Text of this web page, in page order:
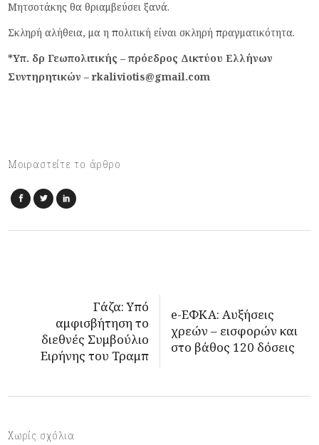
Μητσοτάκης θα θριαμβεύσει ξανά.
Σκληρή αλήθεια, μα η πολιτική είναι σκληρή πραγματικότητα.
*Υπ. δρ Γεωπολιτικής – πρόεδρος Δικτύου Ελλήνων
Συντηρητικών – rkaliviotis@gmail.com
Μοιραστείτε το άρθρο
Γάζα: Υπό
αμφισβήτηση το
διεθνές Συμβούλιο
Ειρήνης του Τραμπ
e-ΕΦΚΑ: Αυξήσεις
χρεών – εισφορών και
στο βάθος 120 δόσεις
Χωρίς σχόλια